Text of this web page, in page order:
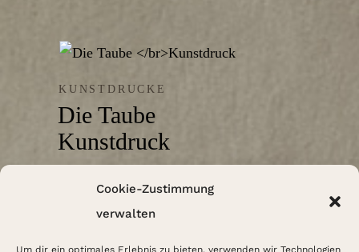
Cookie-Zustimmung
verwalten
Um dir ein optimales Erlebnis zu bieten, verwenden wir Technologien
KUNSTDRUCKE
Die Taube
Kunstdruck